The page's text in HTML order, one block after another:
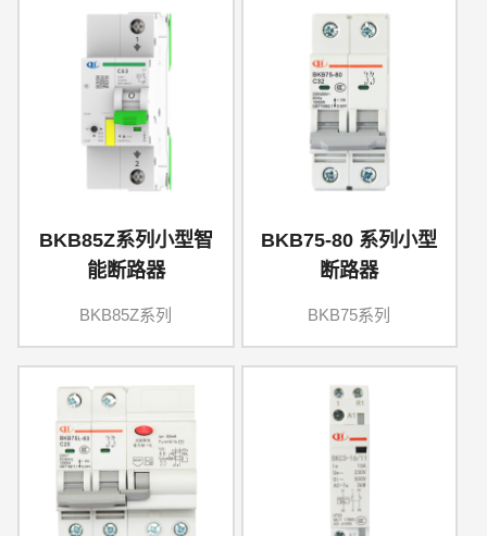
BKB85Z系列小型智
能断路器
BKB85Z系列
BKB75-80 系列小型
断路器
BKB75系列